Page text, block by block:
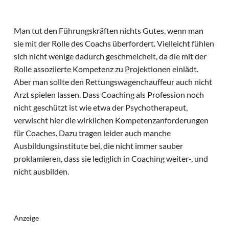
Man tut den Führungskräften nichts Gutes, wenn man
sie mit der Rolle des Coachs überfordert. Vielleicht fühlen
sich nicht wenige dadurch geschmeichelt, da die mit der
Rolle assoziierte Kompetenz zu Projektionen einlädt.
Aber man sollte den Rettungswagenchauffeur auch nicht
Arzt spielen lassen. Dass Coaching als Profession noch
nicht geschützt ist wie etwa der Psychotherapeut,
verwischt hier die wirklichen Kompetenzanforderungen
für Coaches. Dazu tragen leider auch manche
Ausbildungsinstitute bei, die nicht immer sauber
proklamieren, dass sie lediglich in Coaching weiter-, und
nicht ausbilden.
Anzeige